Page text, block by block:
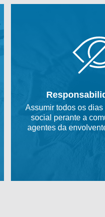
Assumir todos os
social perante a
agentes da